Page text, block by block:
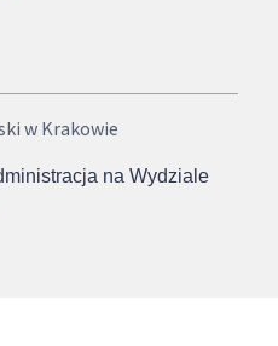
w Krakowie
na Wydziale